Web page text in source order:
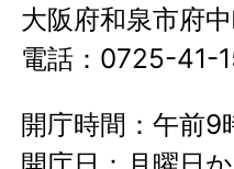
大阪府和泉市府
電話：0725-
開庁時間：午前9